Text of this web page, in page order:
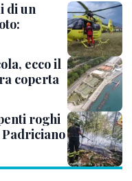
di un
ecco il
coperta
roghi